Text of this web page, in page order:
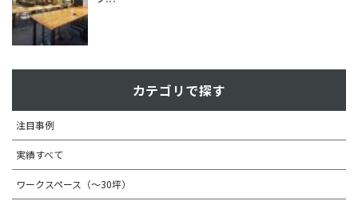
カテゴリで探す
注目事例
実績すべて
ワークスペース（～30坪）